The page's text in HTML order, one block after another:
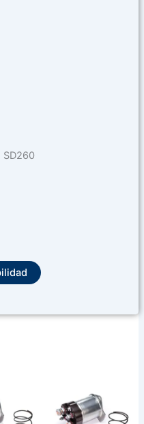
SD260